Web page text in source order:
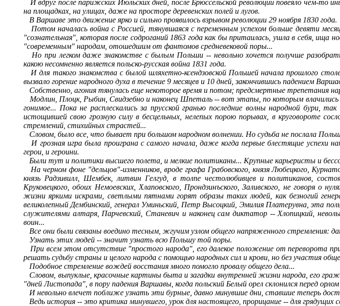
И вдруг после парижских Июльских дней, после Брюссельской революции повеяло чем-то
на площадках, на улицах, даже на просторе деревенских полей и лугов.
В Варшаве это движение ярко и сильно проявилось взрывом революции 29 ноября 1830 года.
Потом началась война с Россией, тянувшаяся с переменным успехом больше девяти
"сознательная", которая после содроганий 1863 года как бы притаилась, ушла в себя, ища
"современным" народам, отошедшим от фантомов средневековой поры...
Но при легком даже знакомстве с былым Польши -- невольно хочется получше
какою несомненно является польско-русская война 1831 года.
И для такого знакомства с былой шляхетно-ксендзовской Польшей начала прошлого
вызвало горение народного духа в течение 9 месяцев и 10 дней, закончившись падением
Собственно, агония тянулась еще некоторое время и потом; предсмертные трепетания
Модлин, Плоцк, Рыбин, Свидзебно и наконец Шпеталь -- вот этапы, по которым
гонимое... Пока не расплескались за прусской гранью последние волны народной бури,
истощившей свою грозную силу в бесцельных, нелепых порою порывах, в круговороте
стремлений, стихийных страстей...
Словом, было все, что бывает при большом народном волнении. Но судьба не послала
И грозная игра была проиграна с самого начала, даже когда первые блестящие
герои, и героини.
Были тут и политики высшего полета, и мелкие политиканы... Крупные карьеристы и
На черном фоне "дельцов"-изменников, вроде графа Грабовского, князя Любецкого,
князь Радзивилл, Шембек, литвин Гелгуд, в толпе честолюбивцев и политиканов,
Круковецкого, обоих Немоевских, Хлаповского, Прондзинъского, Заливского, не говоря о
жизни яркими искрами, светлыми пятнами горят образы таких людей, как безногий
великолепный Дембинский, генерал Уминьский, Петр Высоцкий, Эмилия Платерувна, эта
служителями алтаря, Парчевский, Станевич и наконец сам диктатор -- Хлопицкий,
воин...
Все они были связаны воедино тесным, жгучим узлом общего напряженного стремления:
Узнать этих людей --значит узнать всю Польшу той поры.
При всем этом отсутствие "простого народа", его далекое положение от переворота
решать судьбу страны и целого народа с помощью народных сил и крови, но без участия
Подобное стремление вождей восстания много помогло провалу общего дела...
Словом, выпуклые, красочные картины быта и загадки внутренней жизни народа, его
"дней Листопада", в пору падения Варшавы, когда польский Белый орел склонился перед
И невольно влечет поближе узнать эти бурные, давно минувшие дни, ставшие теперь
Ведь история -- это критика минувшего, урок для настоящего, прорицание -- для грядущих